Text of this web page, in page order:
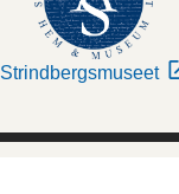
Strindbergsmuseet